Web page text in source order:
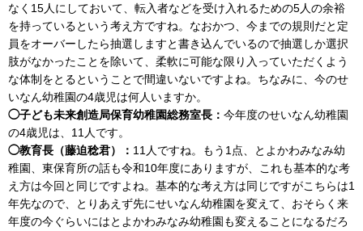
なく15人にしておいて、転入者などを受け入れるための5人の余裕
を持っているという考え方ですね。なおかつ、今までの規則だと定
員をオーバーしたら抽選しますと書き込んでいるので抽選しか選択
肢がなかったことを除いて、柔軟に可能な限り入っていただくよう
な体制をとるということで間違いないですよね。ちなみに、今のせ
いなん幼稚園の4歳児は何人いますか。
◯子ども未来創造局保育幼稚園総務室長： 今年度のせいなん幼稚園
の4歳児は、11人です。
◯教育長（藤迫稔君）： 11人ですね。もう1点、とよかわみなみ幼
稚園、東保育所の話も令和10年度にありますが、これも基本的な考
え方は今回と同じですよね。基本的な考え方は同じですがこちらは1
年先なので、とりあえず先にせいなん幼稚園を変えて、おそらく来
年度の今ぐらいにはとよかわみなみ幼稚園も変えることになるだろ